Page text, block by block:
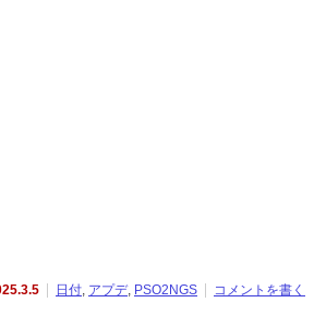
日付, アプデ, PSO2NGS コメントを書く